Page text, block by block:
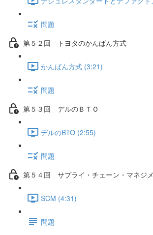
問題
第５２回 トヨタのかんばん方式
かんばん方式 (3:21)
問題
第５３回 デルのＢＴＯ
デルのBTO (2:55)
問題
第５４回 サプライ・チェーン・マネジメ
SCM (4:31)
問題